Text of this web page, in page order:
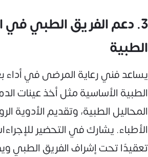
3. دعم الفريق الطبي في
الطبية
يساعد فني رعاية المرضى في أداء
الطبية الأساسية مثل أخذ عينات
المحاليل الطبية، وتقديم الأدوية
الأطباء. يشارك في التحضير
تعقيدًا تحت إشراف الفريق الطبي